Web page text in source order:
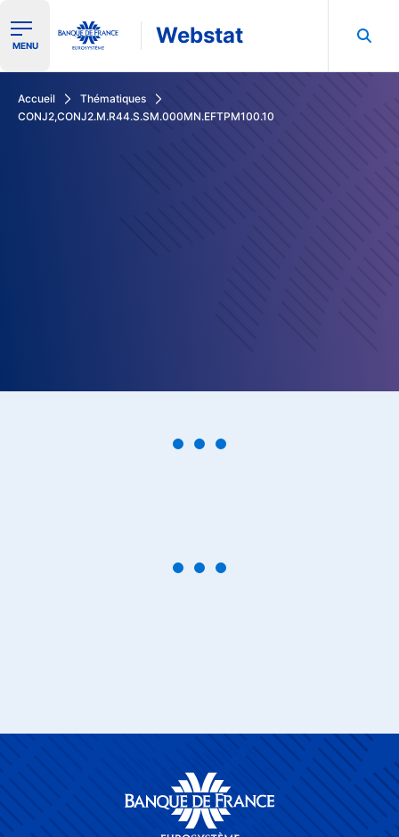
Ouvrir le menu de navigation
MENU Webstat
Accueil
Thématiques
CONJ2,CONJ2.M.R44.S.SM.000MN.EFTPM100.10